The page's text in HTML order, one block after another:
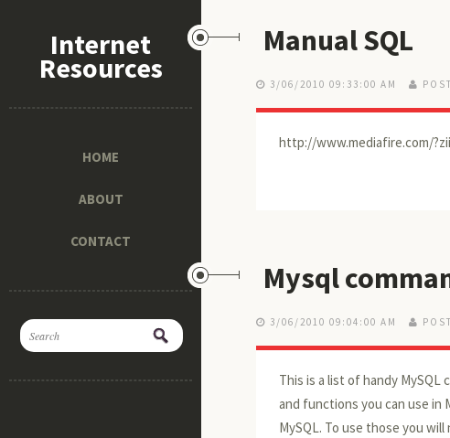
Internet
Resources
HOME
ABOUT
CONTACT
Manual SQL
3/06/2010 09:33:00 AM
http://www.mediafire.com/
Mysql
3/06/2010 09:04:00 AM
This is a list of handy
and functions you can use in
MySQL. To use those you